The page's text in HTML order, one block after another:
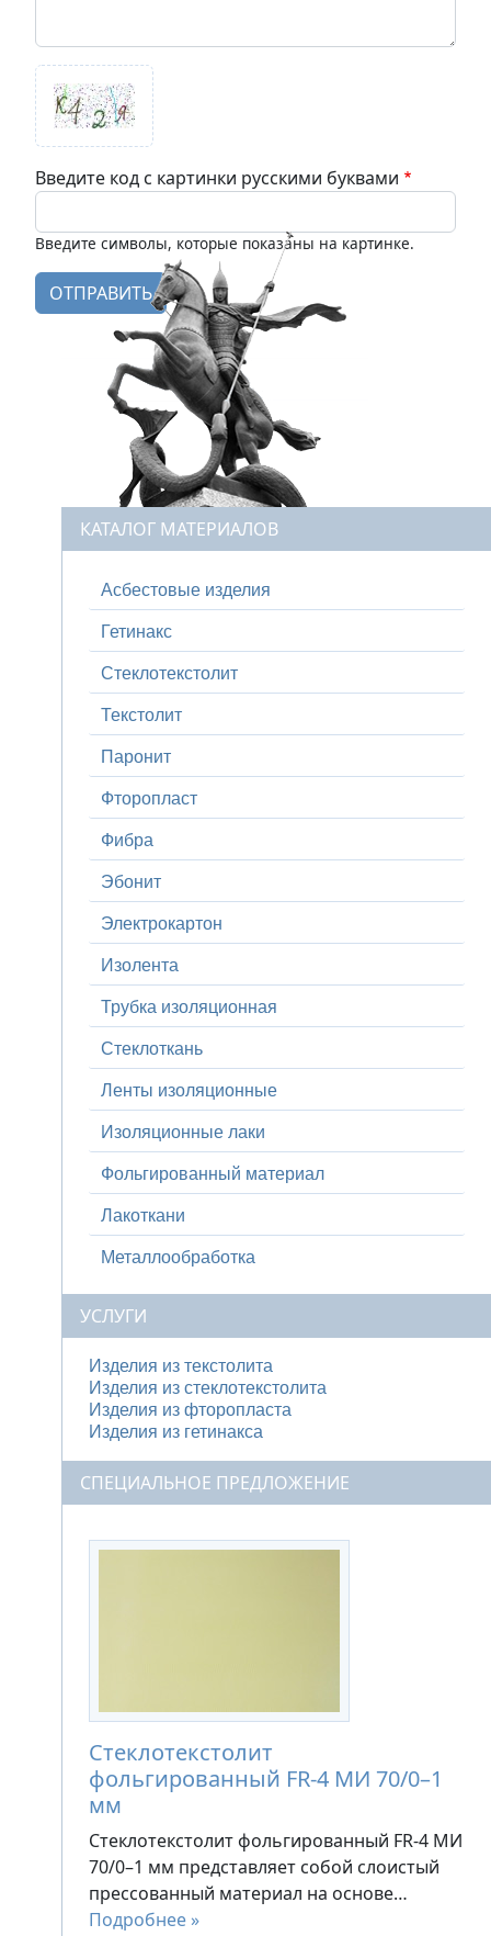
Введите код с картинки русскими буквами
Введите символы, которые показаны на картинке.
КАТАЛОГ МАТЕРИАЛОВ
Асбестовые изделия
Гетинакс
Стеклотекстолит
Текстолит
Паронит
Фторопласт
Фибра
Эбонит
Электрокартон
Изолента
Трубка изоляционная
Стеклоткань
Ленты изоляционные
Изоляционные лаки
Фольгированный материал
Лакоткани
Металлообработка
УСЛУГИ
Изделия из текстолита
Изделия из стеклотекстолита
Изделия из фторопласта
Изделия из гетинакса
СПЕЦИАЛЬНОЕ ПРЕДЛОЖЕНИЕ
Стеклотекстолит
фольгированный FR-4 МИ 70/0–1
мм
Стеклотекстолит фольгированный FR-4 МИ
70/0–1 мм представляет собой слоистый
прессованный материал на основе…
Подробнее »